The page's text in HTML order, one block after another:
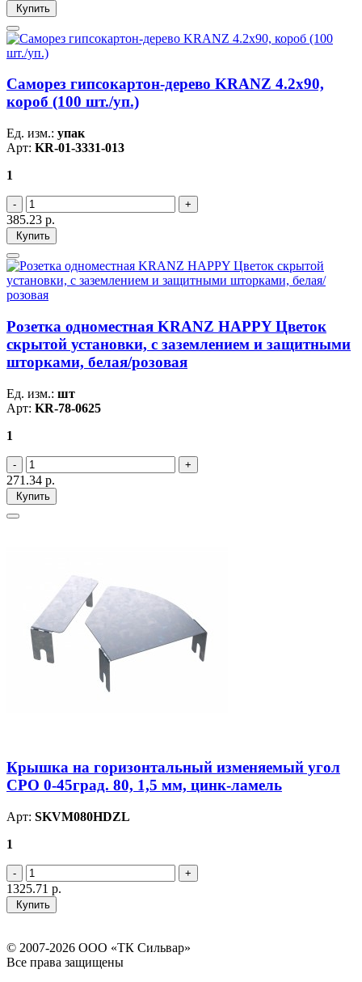
Купить
Саморез гипсокартон-дерево KRANZ 4.2х90,
короб (100 шт./уп.)
Ед. изм.: упак
Арт: KR-01-3331-013
1
385.23 р.
Купить
Розетка одноместная KRANZ HAPPY Цветок
скрытой установки, с заземлением и защитными
шторками, белая/розовая
Ед. изм.: шт
Арт: KR-78-0625
1
271.34 р.
Купить
Крышка на горизонтальный изменяемый угол
СРО 0-45град. 80, 1,5 мм, цинк-ламель
Арт: SKVM080HDZL
1
1325.71 р.
Купить
© 2007-2026 ООО «ТК Сильвар»
Все права защищены